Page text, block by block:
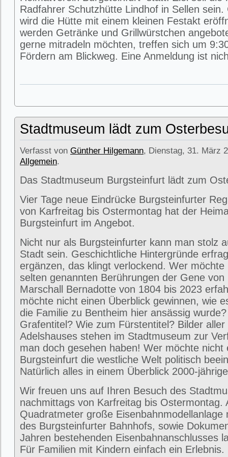
Radfahrer Schutzhütte Lindhof in Sellen sein.
wird die Hütte mit einem kleinen Festakt
werden Getränke und Grillwürstchen
gerne mitradeln möchten, treffen sich um
Fördern am Blickweg. Eine Anmeldung ist
Stadtmuseum lädt zum
Verfasst von Günther Hilgemann, Dienstag, 31. März
Allgemein.
Das Stadtmuseum Burgsteinfurt lädt zum
Vier Tage neue Eindrücke Burgsteinfurter
von Karfreitag bis Ostermontag hat der
Burgsteinfurt im Angebot.
Nicht nur als Burgsteinfurter kann man stolz
Stadt sein. Geschichtliche Hintergründe
ergänzen, das klingt verlockend. Wer möchte
selten genannten Berührungen der Gene von
Marschall Bernadotte von 1804 bis 2023
möchte nicht einen Überblick gewinnen, wie
die Familie zu Bentheim hier ansässig
Grafentitel? Wie zum Fürstentitel? Bilder
Adelshauses stehen im Stadtmuseum zur
man doch gesehen haben! Wer möchte nicht
Burgsteinfurt die westliche Welt politisch
Natürlich alles in einem Überblick 2000-
Wir freuen uns auf Ihren Besuch des
nachmittags von Karfreitag bis Ostermontag.
Quadratmeter große Eisenbahnmodellanlage
des Burgsteinfurter Bahnhofs, sowie
Jahren bestehenden Eisenbahnanschlusses
Für Familien mit Kindern einfach ein